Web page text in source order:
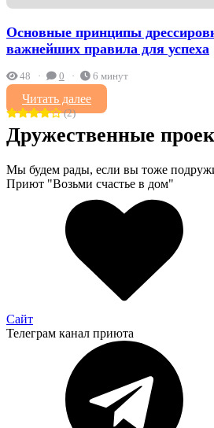
Основные принципы
важнейших правила для успеха
48 0 6 минут
Читать далее
(2)
Дружественные
Мы будем рады, если вы тоже
Приют "Возьми счастье в дом"
Сайт
Телеграм канал приюта